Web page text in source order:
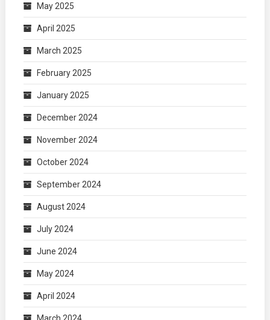
May 2025
April 2025
March 2025
February 2025
January 2025
December 2024
November 2024
October 2024
September 2024
August 2024
July 2024
June 2024
May 2024
April 2024
March 2024